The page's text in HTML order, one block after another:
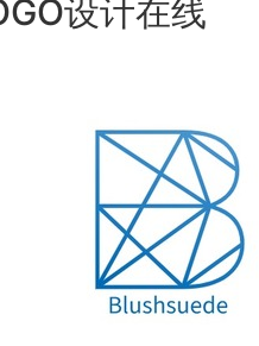
设计在线